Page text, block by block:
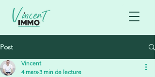
Post
Vincent
4 mars 3 min de lecture